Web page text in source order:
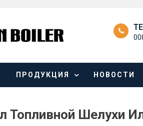
ПРОДУКЦИЯ НОВОСТИ
Топливной Шелухи